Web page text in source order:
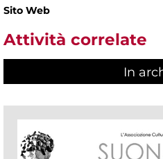
Sito Web
Attività correlate
In